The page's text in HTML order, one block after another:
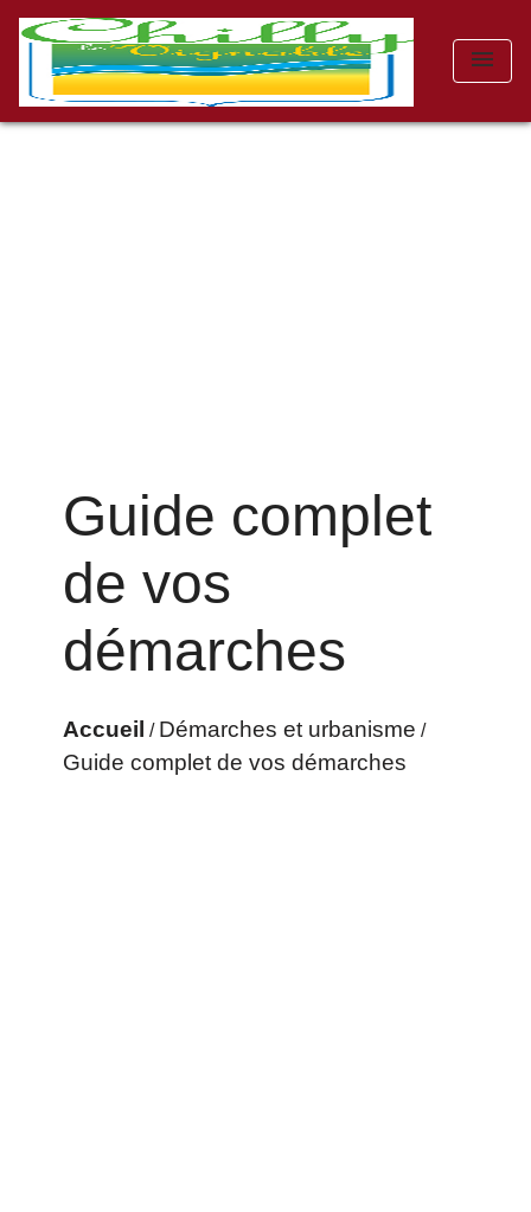
menu
Guide complet
de vos
démarches
Accueil / Démarches et urbanisme /
Guide complet de vos démarches